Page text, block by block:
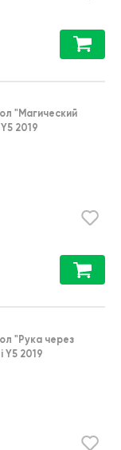
"Магический
2019
"Рука через
Y5 2019